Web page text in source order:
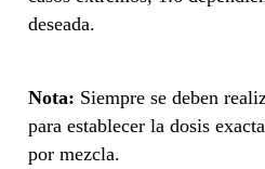
deseada.
Nota: Siempre se deben
para establecer la dosis
por mezcla.